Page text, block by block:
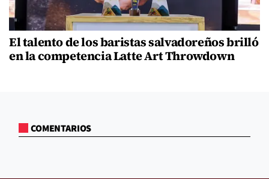
El talento de los baristas salvadoreños brilló
en la competencia Latte Art Throwdown
COMENTARIOS